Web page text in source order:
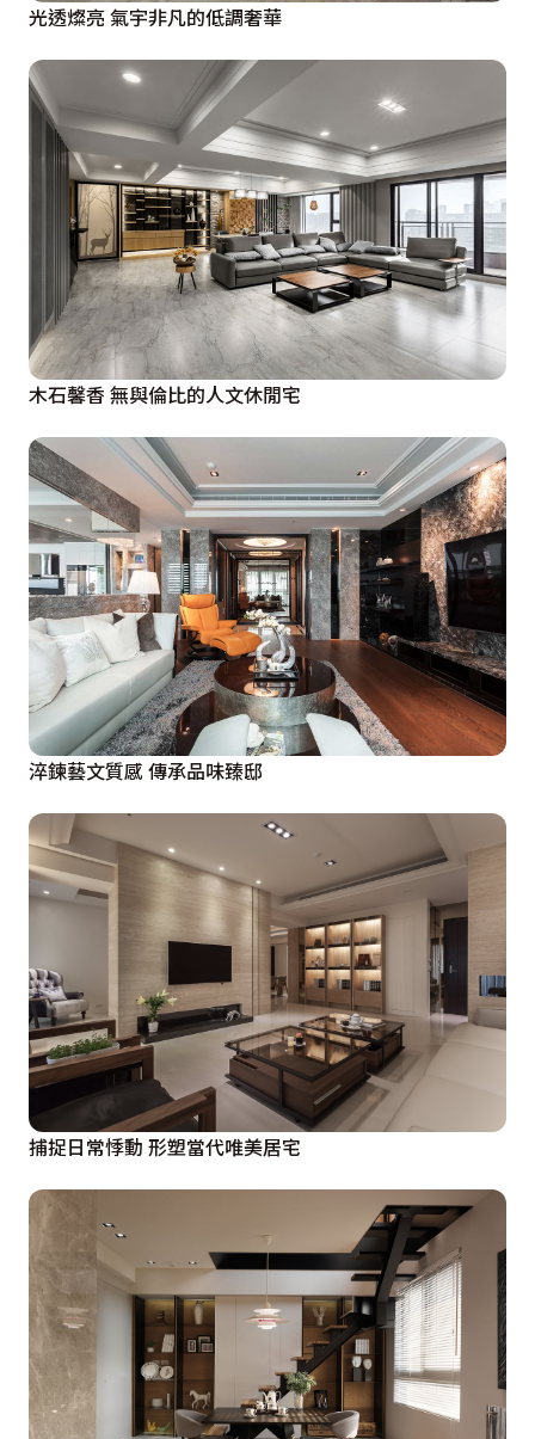
光透燦亮 氣宇非凡的低調奢華
木石馨香 無與倫比的人文休閒宅
淬鍊藝文質感 傳承品味臻邸
捕捉日常悸動 形塑當代唯美居宅